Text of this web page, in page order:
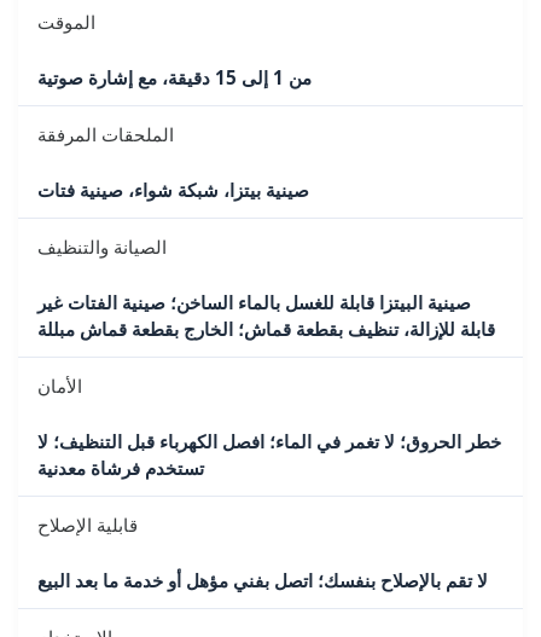
الموقت
من 1 إلى 15 دقيقة، مع إشارة صوتية
الملحقات المرفقة
صينية بيتزا، شبكة شواء، صينية فتات
الصيانة والتنظيف
صينية البيتزا قابلة للغسل بالماء الساخن؛ صينية الفتات غير
قابلة للإزالة، تنظيف بقطعة قماش؛ الخارج بقطعة قماش مبللة
الأمان
خطر الحروق؛ لا تغمر في الماء؛ افصل الكهرباء قبل التنظيف؛ لا
تستخدم فرشاة معدنية
قابلية الإصلاح
لا تقم بالإصلاح بنفسك؛ اتصل بفني مؤهل أو خدمة ما بعد البيع